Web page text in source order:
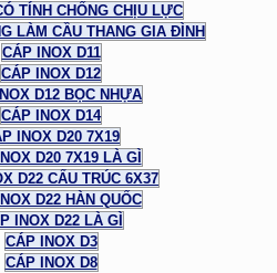
TÍNH CHỐNG CHỊU LỰC
LÀM CẦU THANG GIA ĐÌNH
CÁP INOX D11
CÁP INOX D12
D12 BỌC NHỰA
CÁP INOX D14
INOX D20 7X19
D20 7X19 LÀ GÌ
D22 CẤU TRÚC 6X37
D22 HÀN QUỐC
INOX D22 LÀ GÌ
CÁP INOX D3
CÁP INOX D8